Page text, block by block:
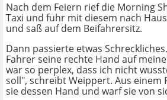
Nach dem Feiern rief die Morning
Taxi und fuhr mit diesem nach
und saß auf dem Beifahrersitz.
Dann passierte etwas
Fahrer seine rechte Hand auf
war so perplex, dass ich nicht
soll", schreibt Weippert. Aus einem
sie dessen Hand und warf sie von